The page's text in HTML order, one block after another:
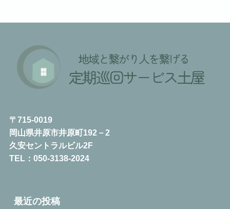
〒715-0019
岡山県井原市井原町192－2
久安セントラルビル2F
TEL：050-3138-2024
最近の投稿